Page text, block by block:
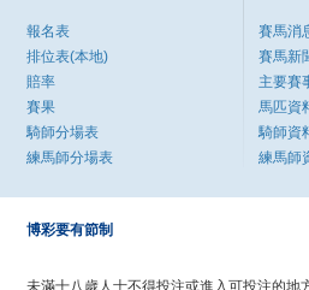
報名表
排位表(本地)
賠率
賽果
騎師分場表
練馬師分場表
賽馬消
賽馬新
主要賽
馬匹資
騎師資
練馬師
博彩要有節制
未滿十八歲人士不得投注或進入可投注的地